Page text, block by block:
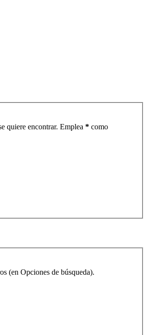
quiere encontrar. Emplea * como
(en Opciones de búsqueda).